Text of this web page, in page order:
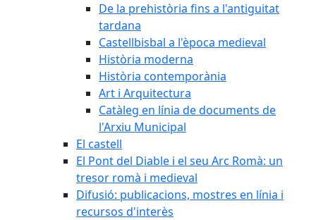
De la prehistòria fins a l'antiguitat
tardana
Castellbisbal a l'època medieval
Història moderna
Història contemporània
Art i Arquitectura
Catàleg en línia de documents de
l'Arxiu Municipal
El castell
El Pont del Diable i el seu Arc Romà: un
tresor romà i medieval
Difusió: publicacions, mostres en línia i
recursos d'interès